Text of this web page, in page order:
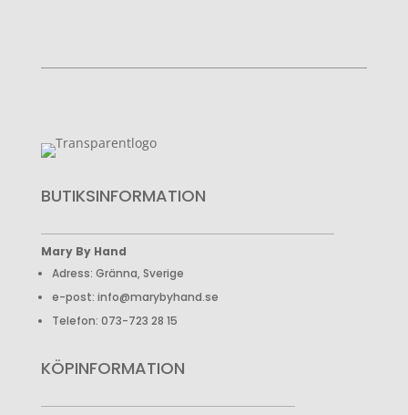
BUTIKSINFORMATION
Mary By Hand
Adress: Gränna, Sverige
e-post: info@marybyhand.se
Telefon: 073-723 28 15
KÖPINFORMATION